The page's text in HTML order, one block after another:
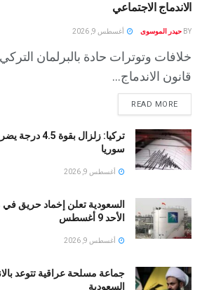
الاندماج الاجتماعي
BY حيدر الموسوى أغسطس 9, 2026
خلافات وتوترات حادة بالبرلمان
قانون الاندماج...
READ MORE
تركيا: زلزال
سوريا
أغسطس 9, 2026
السعودية تعلن إخماد حريق في
الأحد 9 أغسطس
أغسطس 9, 2026
جماعة مسلحة عراقية تتوعد
السعودية